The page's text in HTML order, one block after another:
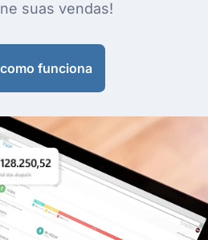
suas vendas!
funciona